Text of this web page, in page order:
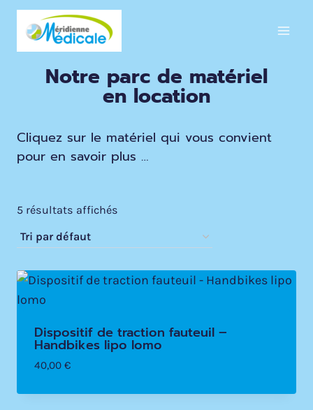
Aller
contenu
Notre parc de matériel
en location
Cliquez sur le matériel qui vous convient
pour en savoir plus …
5 résultats affichés
Dispositif de traction fauteuil –
Handbikes lipo lomo
40,00 €